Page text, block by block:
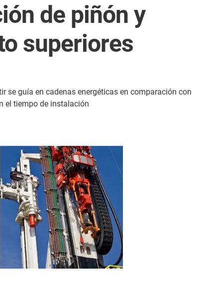
de piñón y
superiores
se guía en cadenas energéticas en comparación con
el tiempo de instalación